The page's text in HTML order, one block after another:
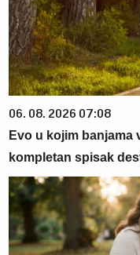
06. 08. 2026 07:08
Evo u kojim banjama
kompletan spisak